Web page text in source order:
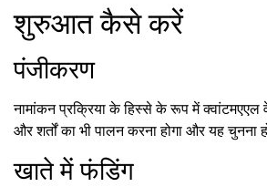
शुरुआत कैसे करें
पंजीकरण
नामांकन प्रक्रिया के हिस्से के रूप में
और शर्तों का भी पालन करना होगा और यह चुनना
खाते में फंडिंग